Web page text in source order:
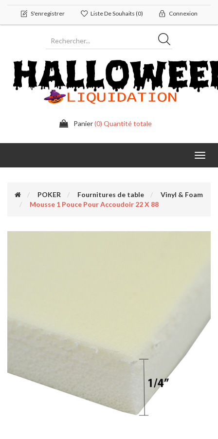
S'enregistrer Liste De Souhaits (0) Connexion
Panier(0) Quantité totale
POKER Fournitures de table
Vinyl & Foam
Mousse 1 Pouce Pour Accoudoir 22 X 88